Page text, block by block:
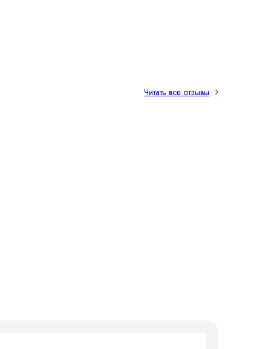
Читать все отзывы